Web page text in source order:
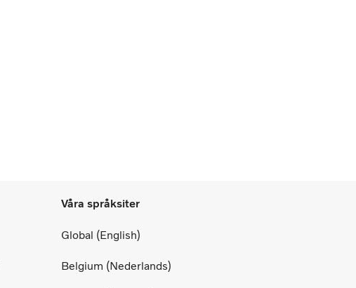
Våra språksiter
Global (English)
Belgium (Nederlands)